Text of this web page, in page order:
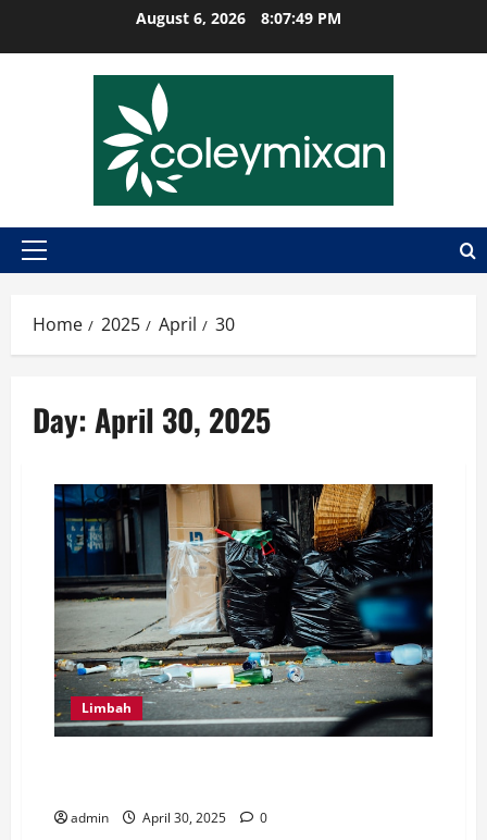
August 6, 2026 8:07:50 PM
Primary
Home 2025 April 30
Day:April 30, 2025
Limbah
admin April 30, 2025 0